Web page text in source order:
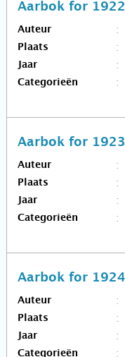
Aarbok for
Auteur
Plaats
Jaar
Categorieën
Aarbok for
Auteur
Plaats
Jaar
Categorieën
Aarbok for
Auteur
Plaats
Jaar
Categorieën